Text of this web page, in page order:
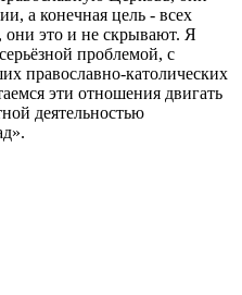
а конечная цель - всех
они это и не скрывают. Я
проблемой, с
православно-католических
эти отношения двигать
деятельностью